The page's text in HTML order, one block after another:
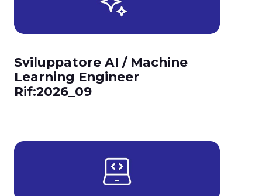
Sviluppatore AI / Machine
Learning Engineer
Rif:2026_09